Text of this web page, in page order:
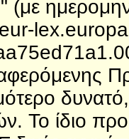
eur-
Το ίδιο